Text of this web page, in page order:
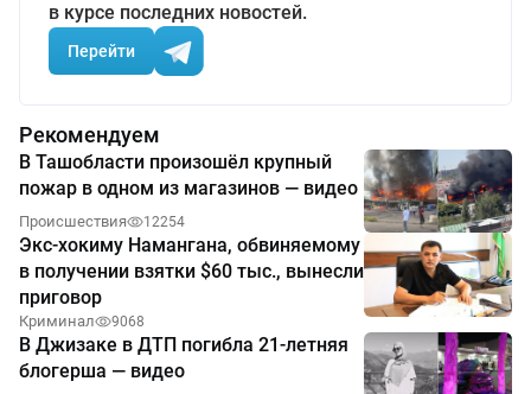
в курсе последних новостей.
Перейти
Рекомендуем
В Ташобласти произошёл крупный
пожар в одном из магазинов — видео
Происшествия 12254
Экс-хокиму Намангана, обвиняемому
в получении взятки $60 тыс., вынесли
приговор
Криминал 9068
В Джизаке в ДТП погибла 21-летняя
блогерша — видео